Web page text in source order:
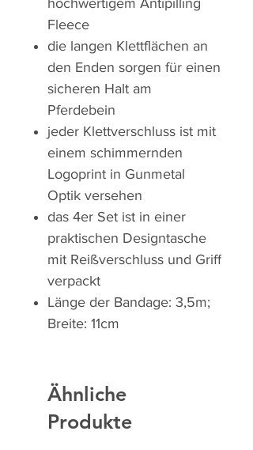
hochwertigem Antipilling
Fleece
die langen Klettflächen an
den Enden sorgen für einen
sicheren Halt am
Pferdebein
jeder Klettverschluss ist mit
einem schimmernden
Logoprint in Gunmetal
Optik versehen
das 4er Set ist in einer
praktischen Designtasche
mit Reißverschluss und Griff
verpackt
Länge der Bandage: 3,5m;
Breite: 11cm
Ähnliche
Produkte